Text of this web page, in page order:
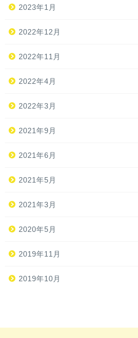
2023年1月
2022年12月
2022年11月
2022年4月
2022年3月
2021年9月
2021年6月
2021年5月
2021年3月
2020年5月
2019年11月
2019年10月